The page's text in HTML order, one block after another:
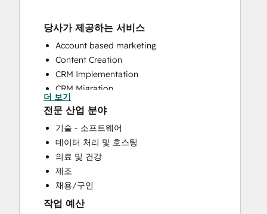
당사가 제공하는 서비스
Account based marketing
Content Creation
CRM Implementation
CRM Migration
Email Marketing
Full Inbound Marketing Services
HubSpot Onboarding
Paid Advertising
Programmable Automation
Search Engine Optimization
Social Media
Video Production
더 보기
전문 산업 분야
기술 - 소프트웨어
데이터 처리 및 호스팅
의료 및 건강
제조
채용/구인
작업 예산